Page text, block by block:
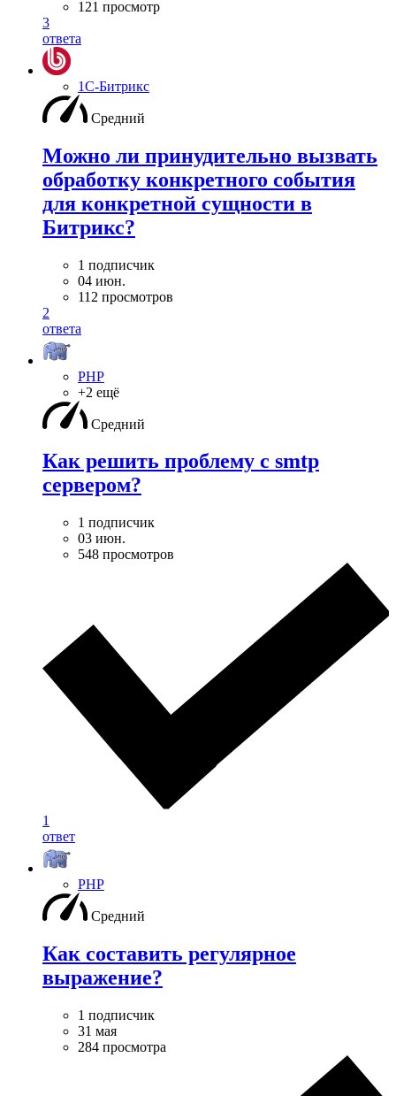
121 просмотр
3
ответа
1С-Битрикс
Средний
Можно ли принудительно вызвать
обработку конкретного события
для конкретной сущности в
Битрикс?
1 подписчик
04 июн.
112 просмотров
2
ответа
PHP
+2 ещё
Средний
Как решить проблему с smtp
сервером?
1 подписчик
03 июн.
548 просмотров
1
ответ
PHP
Средний
Как составить регулярное
выражение?
1 подписчик
31 мая
284 просмотра